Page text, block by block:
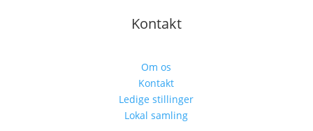
Kontakt
Om os
Kontakt
Ledige stillinger
Lokal samling